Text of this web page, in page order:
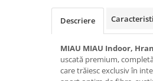
Recompense Pisici
Descriere
MIAU MIAU Indoor,
uscată premium,
care trăiesc exclusiv în